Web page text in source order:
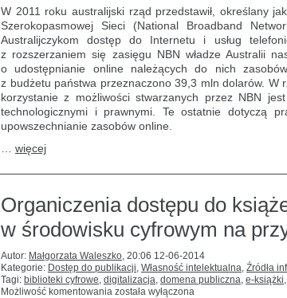
w Australii
a dostęp
do narodowego
dziedzictwa
kultury
online
W 2011 roku australijski rząd przedstawił, określany
Szerokopasmowej Sieci (National Broadband
Australijczykom dostęp do Internetu i usług
z rozszerzaniem się zasięgu NBN władze Australii
o udostępnianie online należących do nich
z budżetu państwa przeznaczono 39,3 mln dolarów. W
korzystanie z możliwości stwarzanych przez NBN
technologicznymi i prawnymi. Te ostatnie dotyczą
upowszechnianie zasobów online.
więcej
Organiczenia dostępu do
w środowisku cyfrowym na
Autor: Małgorzata Waleszko, 20:06 12-06-2014
Kategorie: Dostęp do publikacji, Własność intelektualna, Źródła
Tagi: biblioteki cyfrowe, digitalizacja, domena publiczna, e-książki,
Możliwość komentowania Organiczenia
została wyłączona